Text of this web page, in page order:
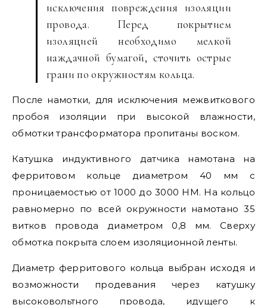
исключения повреждения изоляции
провода. Перед покрытием
изоляцией необходимо мелкой
наждачной бумагой, сточить острые
грани по окружностям кольца.
После намотки, для исключения межвиткового
пробоя изоляции при высокой влажности,
обмотки трансформатора пропитаны воском.
Катушка индуктивного датчика намотана на
ферритовом кольце диаметром 40 мм с
проницаемостью от 1000 до 3000 НМ. На кольцо
равномерно по всей окружности намотано 35
витков провода диаметром 0,8 мм. Сверху
обмотка покрыта слоем изоляционной ленты.
Диаметр ферритового кольца выбран исходя и
возможности продевания через катушку
высоковольтного провода, идущего к